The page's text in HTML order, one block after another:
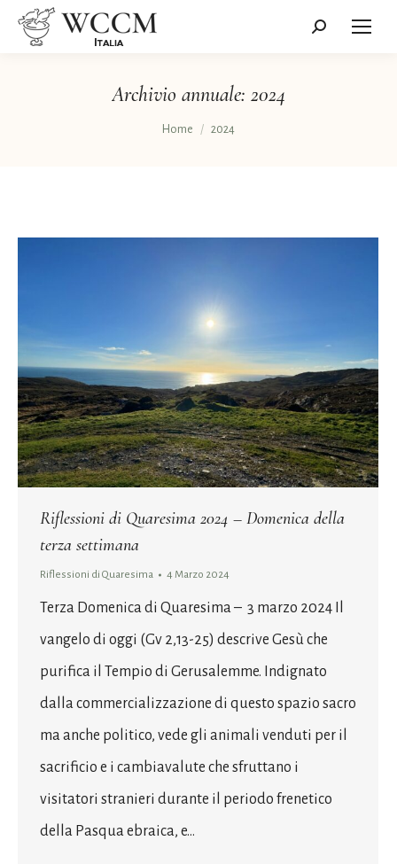
Cerca:
Archivio annuale: 2024
Tu sei qui:
Home 2024
Riflessioni di Quaresima 2024 – Domenica della
terza settimana
Riflessioni di Quaresima 4 Marzo 2024
Terza Domenica di Quaresima – 3 marzo 2024 Il
vangelo di oggi (Gv 2,13-25) descrive Gesù che
purifica il Tempio di Gerusalemme. Indignato
dalla commercializzazione di questo spazio sacro
ma anche politico, vede gli animali venduti per il
sacrificio e i cambiavalute che sfruttano i
visitatori stranieri durante il periodo frenetico
della Pasqua ebraica, e…